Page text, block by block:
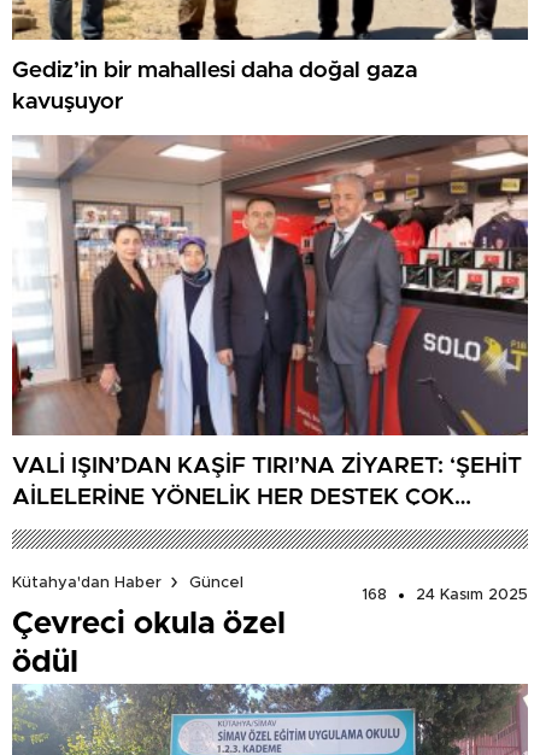
Gediz’in bir mahallesi daha doğal gaza
kavuşuyor
VALİ IŞIN’DAN KAŞİF TIRI’NA ZİYARET: ‘ŞEHİT
AİLELERİNE YÖNELİK HER DESTEK ÇOK
DEĞERLİ’
Kütahya'dan Haber
Güncel
168
24 Kasım 2025
Çevreci okula özel
ödül